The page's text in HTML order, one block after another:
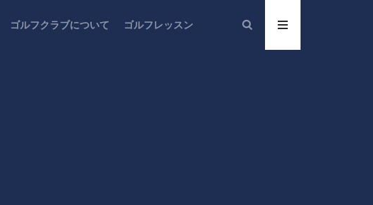
ゴルフクラブについて ゴルフレッスン